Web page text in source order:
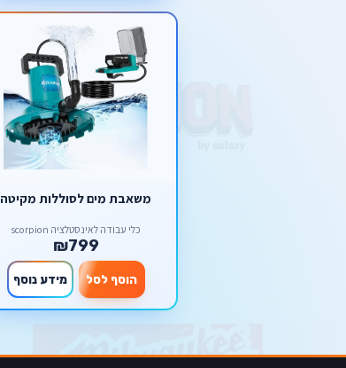
משאבת מים לסוללות מקיטה
כלי עבודה לאינסטלציה scorpion
₪799
הוסף לסל מידע נוסף